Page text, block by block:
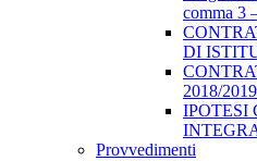
comma 3
DI
2018/2019
IPOTESI
Provvedimenti